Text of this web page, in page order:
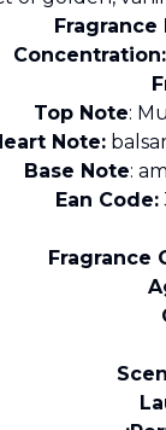
Fragrance
Concentration:
Top Note:
Note:
Base Note:
Ean Code:
Fragrance